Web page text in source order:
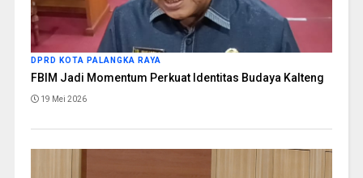
DPRD KOTA PALANGKA RAYA
FBIM Jadi Momentum Perkuat Identitas Budaya Kalteng
19 Mei 2026